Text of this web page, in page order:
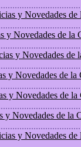
y Novedades de
y Novedades de la
y Novedades de
y Novedades de la
y Novedades de la
y Novedades de la
y Novedades de